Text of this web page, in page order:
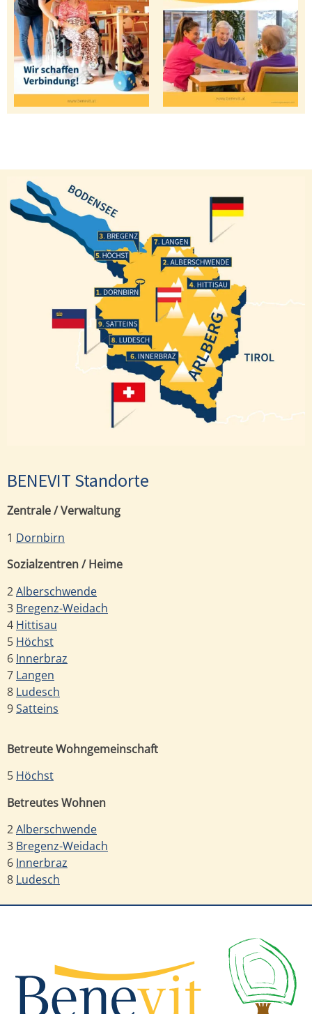
Dornbirn
Bregenz
Langen
Ludesch
Innerbraz
Alberschwende
Höchst
BENEVIT Standorte
Zentrale / Verwaltung
1 Dornbirn
Sozialzentren / Heime
2Alberschwende
3 Bregenz-Weidach
4 Hittisau
5 Höchst
6 Innerbraz
7 Langen
8 Ludesch
9Satteins
Betreute Wohngemeinschaft
5 Höchst
Betreutes Wohnen
2Alberschwende
3 Bregenz-Weidach
6 Innerbraz
8 Ludesch